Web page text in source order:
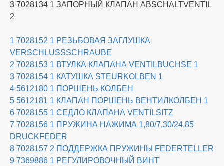
3 7028134 1 ЗАПОРНЫЙ КЛАПАН ABSCHALTVENTIL
2
1 7028152 1 РЕЗЬБОВАЯ ЗАГЛУШКА
VERSCHLUSSSCHRAUBE
2 7028153 1 ВТУЛКА КЛАПАНА VENTILBUCHSE 1
3 7028154 1 КАТУШКА STEURKOLBEN 1
4 5612180 1 ПОРШЕНЬ КОЛБЕН
5 5612181 1 КЛАПАН ПОРШЕНЬ ВЕНТИЛКОЛБЕН 1
6 7028155 1 ​​СЕДЛО КЛАПАНА VENTILSITZ
7 7028156 1 ПРУЖИНА НАЖИМА 1,80/7,30/24,85
DRUCKFEDER
8 7028157 2 ПОДДЕРЖКА ПРУЖИНЫ FEDERTELLER
9 7369886 1 РЕГУЛИРОВОЧНЫЙ ВИНТ